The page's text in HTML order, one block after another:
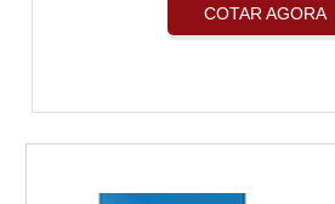
COTAR AGORA